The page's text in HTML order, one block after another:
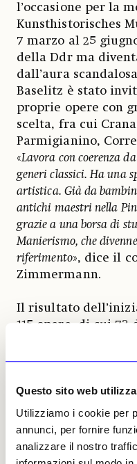
Questo sito web
Utilizziamo i cookie per
annunci, per fornire
analizzare il nostro
l’occasione per la
Kunsthistorisches
7 marzo al 25
della Ddr ma
dall’aura
Baselitz è stato
proprie opere con
scelta, fra cui
Parmigianino,
«Lavora con coerenza
generi classici. Ha una
artistica. Già da
antichi maestri nella
grazie a una borsa di
Manierismo, che
riferimento», dice il
Zimmermann.
Il risultato
115 opere, di cui
dell’artista, in
«Non si tratta tuttavia
diventa il filo conduttore
Zimmermann. Per
percorso propone
sulla produzione
quindi un balzo alla